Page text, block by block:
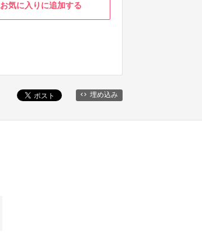
お気に入りに追加する
埋め込み